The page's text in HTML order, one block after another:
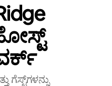
ಗೆಸ್ಟ್‌ಗಳನ್ನು